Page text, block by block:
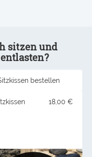
sitzen und
bestellen
18,00 €